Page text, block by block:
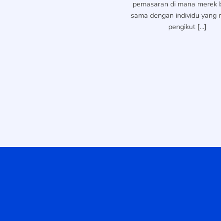
pemasaran di mana merek
sama dengan individu yang
pengikut [...]